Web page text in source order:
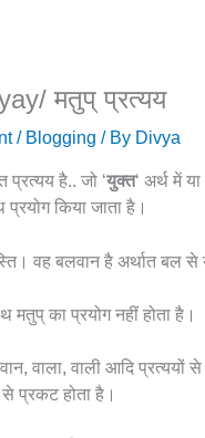
मतुप् प्रत्यय
/ Blogging / By Divya
प्रत्यय है.. जो ‘युक्त‘ अर्थ में
किया जाता है।
वह बलवान है अर्थात बल से
का प्रयोग नहीं होता है।
वान, वाला, वाली आदि प्रत्ययों
प्रकट होता है।